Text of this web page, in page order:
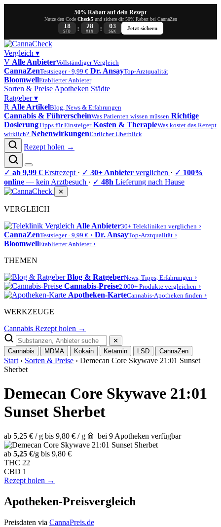
50% Rabatt auf dein Rezept
Nutze den Code Check5und sichere dir 50% Rabatt bei CannaZen
18
STD : 28
MIN : 03
SEK
Jetzt sichern
Vergleich ▾
V Alle AnbieterVollständiger Vergleich
CannaZenTestsieger · 9,99 € Dr. AnsayTop-Arztqualität
BloomwellEtablierter Anbieter
Sorten & Preise Apotheken Städte
Ratgeber▾
R Alle ArtikelBlog, News & Erfahrungen
Cannabis & FührerscheinWas Patienten wissen müssen Richtige
DosierungTipps für Einsteiger Kosten & TherapieWas kostet das Rezept
wirklich? NebenwirkungenEhrlicher Überblick
Rezept holen →
✓ ab 9,99 € Erstrezept · ✓ 30+ Anbieter verglichen · ✓ 100%
online — kein Arztbesuch · ✓ 48h Lieferung nach Hause
✕
VERGLEICH
Alle Anbieter30+ Telekliniken verglichen ›
CannaZenTestsieger · 9,99 € › Dr. AnsayTop-Arztqualität ›
BloomwellEtablierter Anbieter ›
THEMEN
Blog & RatgeberNews, Tipps, Erfahrungen ›
Cannabis-Preise2.000+ Produkte vergleichen ›
Apotheken-KarteCannabis-Apotheken finden ›
WERKZEUGE
Cannabis Rezept holen →
✕
Cannabis
MDMA Kokain Ketamin LSD CannaZen
Start › Sorten & Preise › Demecan Core Skywave 21:01 Sunset
Sherbet
Demecan Core Skywave 21:01
Sunset Sherbet
ab 5,25 € / g bis 9,80 € / g bei 9 Apotheken verfügbar
ab 5,25 €/g bis 9,80 €
THC 22
CBD 1
Rezept holen →
Apotheken-Preisvergleich
Preisdaten via CannaPreis.de